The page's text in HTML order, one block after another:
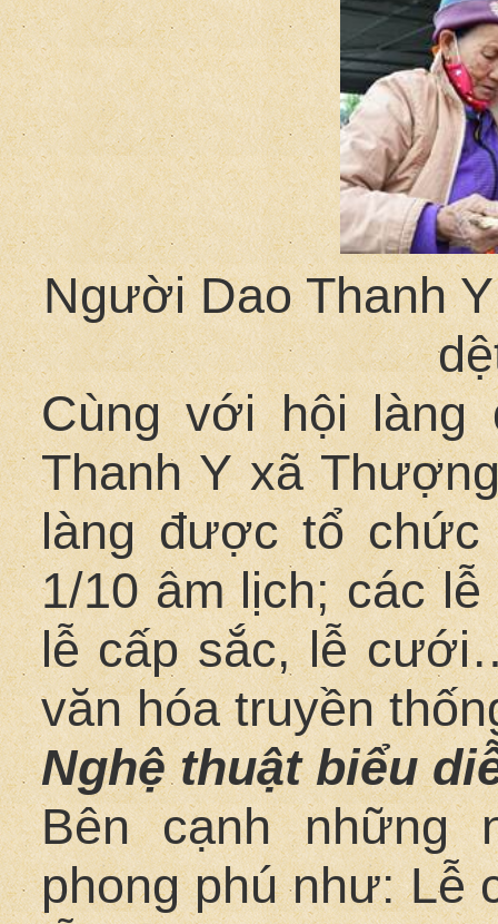
Người Dao Thanh
Cùng với hội làng
Thanh Y xã
làng được tổ
1/10 âm lịch; các
lễ cấp sắc, lễ
văn hóa truyền
Nghệ thuật biểu
Bên cạnh những
phong phú như: Lễ